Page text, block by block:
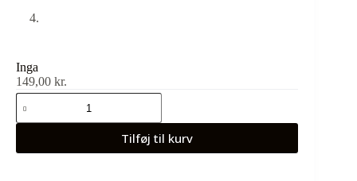
Inga
149,00 kr.
Tilføj til kurv